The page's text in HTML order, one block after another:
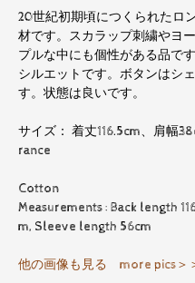
20世紀初期頃につくられたロ
材です。スカラップ刺繍やヨ
プルな中にも個性がある品で
シルエットです。ボタンはシ
す。状態は良いです。
サイズ： 着丈116.5cm、肩
rance
Cotton
Measurements : Back length
m, Sleeve length 56cm
他の画像も見る more pics＞